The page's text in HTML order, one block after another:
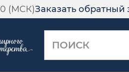
(МСК)Заказать обратный